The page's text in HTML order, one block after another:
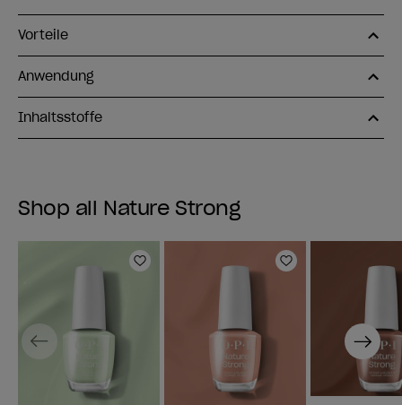
Vorteile
Anwendung
Inhaltsstoffe
Shop all Nature Strong
Zur Wunschliste hinzufügen
Zur
Previous Next